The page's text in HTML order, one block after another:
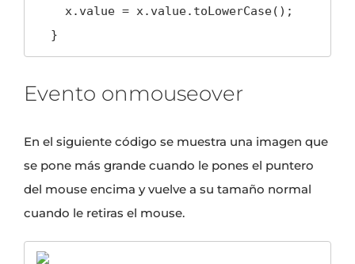
  }
Evento onmouseover
En el siguiente código se muestra una imagen que
se pone más grande cuando le pones el puntero
del mouse encima y vuelve a su tamaño normal
cuando le retiras el mouse.